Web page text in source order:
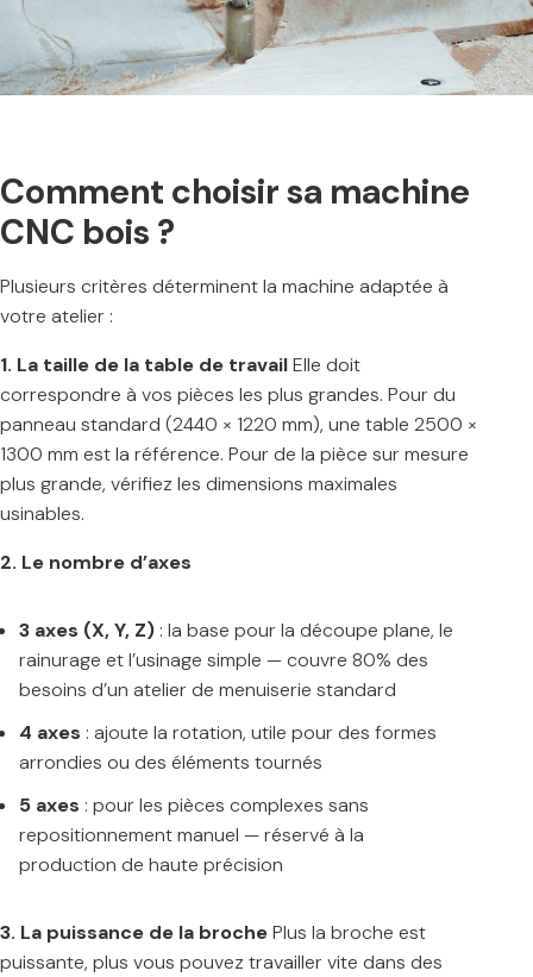
Comment choisir sa machine
CNC bois ?
Plusieurs critères déterminent la machine adaptée à
votre atelier :
1. La taille de la table de travailElle doit
correspondre à vos pièces les plus grandes. Pour du
panneau standard (2440 × 1220 mm), une table 2500 ×
1300 mm est la référence. Pour de la pièce sur mesure
plus grande, vérifiez les dimensions maximales
usinables.
2. Le nombre d’axes
3 axes (X, Y, Z) : la base pour la découpe plane, le
rainurage et l’usinage simple — couvre 80% des
besoins d’un atelier de menuiserie standard
4 axes : ajoute la rotation, utile pour des formes
arrondies ou des éléments tournés
5 axes : pour les pièces complexes sans
repositionnement manuel — réservé à la
production de haute précision
3. La puissance de la brochePlus la broche est
puissante, plus vous pouvez travailler vite dans des